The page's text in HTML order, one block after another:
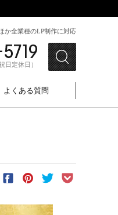
か全業種のLP制作に対応
日定休日）
よくある質問